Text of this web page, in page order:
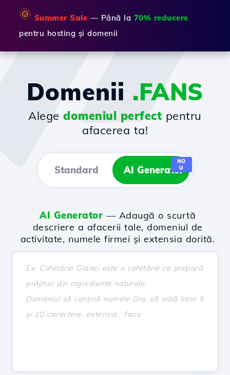
🌞 Summer Sale — Până la 70% reducere
pentru hosting și domenii
Domenii .FANS
Alegedomeniul perfect pentru
afacerea ta!
Standard AI Generator
NO
U
AI Generator — Adaugă o scurtă
descriere a afacerii tale, domeniul de
activitate, numele firmei și extensia dorită.